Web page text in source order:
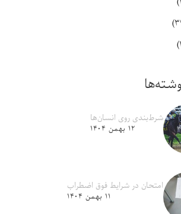
شرط‌بندی روی انسان‌ها
۱۲ بهمن ۱۴۰۴
امتحان در شرایط فوق اضطراب
۱۱ بهمن ۱۴۰۴